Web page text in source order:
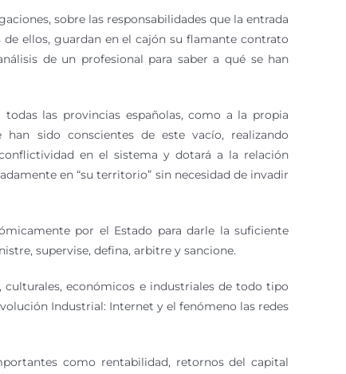
sobre las responsabilidades que la entrada
ellos, guardan en el cajón su flamante contrato
de un profesional para saber a qué se han
las provincias españolas, como a la propia
han sido conscientes de este vacío, realizando
en el sistema y dotará a la relación
en “su territorio” sin necesidad de invadir
por el Estado para darle la suficiente
supervise, defina, arbitre y sancione.
económicos e industriales de todo tipo
Industrial: Internet y el fenómeno las redes
como rentabilidad, retornos del capital